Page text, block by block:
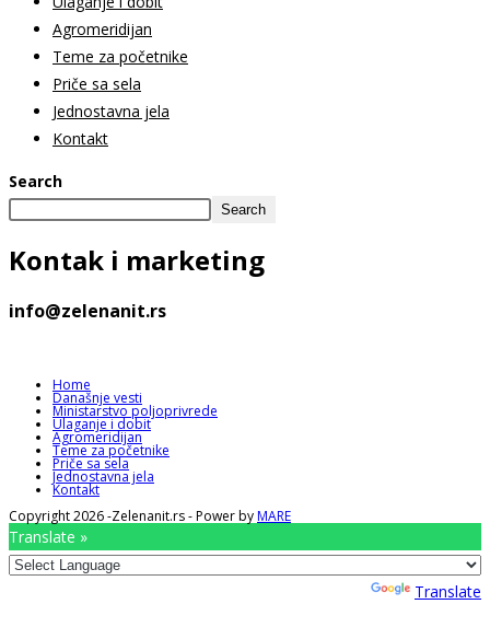
Agromeridijan
Teme za početnike
Priče sa sela
Jednostavna jela
Kontakt
Search
Search
Kontak i marketing
info@zelenanit.rs
Home
Današnje vesti
Ministarstvo poljoprivrede
Ulaganje i dobit
Agromeridijan
Teme za početnike
Priče sa sela
Jednostavna jela
Kontakt
Copyright 2026 -Zelenanit.rs - Power byMARE
Translate »
Translate